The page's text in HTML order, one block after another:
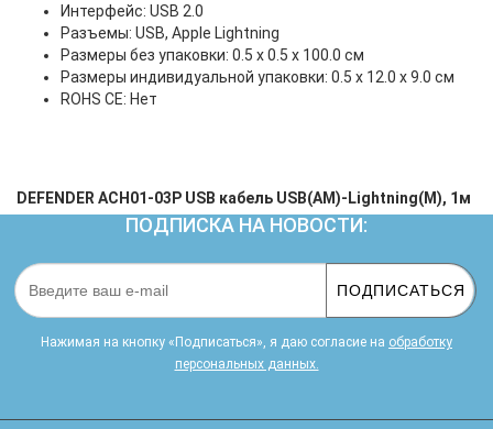
Интерфейс: USB 2.0
Разъемы: USB, Apple Lightning
Размеры без упаковки: 0.5 x 0.5 x 100.0 см
Размеры индивидуальной упаковки: 0.5 x 12.0 x 9.0 см
ROHS CE: Нет
DEFENDER ACH01-03P USB кабель USB(AM)-Lightning(M), 1м
ПОДПИСКА НА НОВОСТИ:
ПОДПИСАТЬСЯ
Нажимая на кнопку «Подписаться», я даю cогласие на обработку
персональных данных.